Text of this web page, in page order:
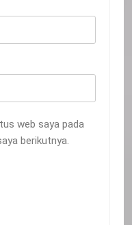
web saya pada
berikutnya.